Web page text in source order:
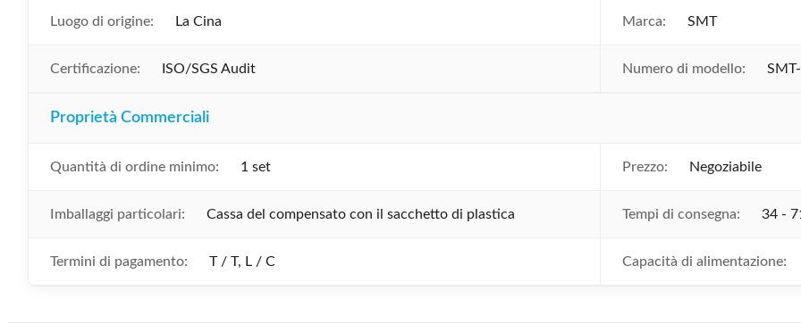
Luogo di origine: La Cina Marca: SMT
Certificazione: ISO/SGS Audit Numero di modello:
Proprietà Commerciali
Quantità di ordine minimo: 1 set Prezzo: Negoziabile
Imballaggi particolari: Cassa del compensato con il sacchetto di plastica Tempi di consegna: 34 -
Termini di pagamento: T / T, L / C Capacità di alimentazione: